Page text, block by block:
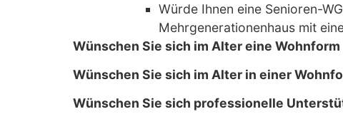
Würde Ihnen eine Senioren-
Mehrgenerationenhaus mit
Wünschen Sie sich im Alter eine
Wünschen Sie sich im Alter in einer
Wünschen Sie sich professionelle